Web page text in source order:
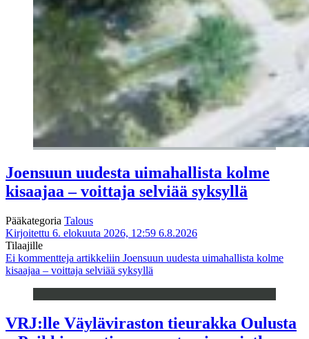
Joensuun uudesta uimahallista kolme
kisaajaa – voittaja selviää syksyllä
Pääkategoria Talous
Kirjoitettu 6. elokuuta 2026, 12:59 6.8.2026
Tilaajille
Ei kommentteja artikkeliin Joensuun uudesta uimahallista kolme
kisaajaa – voittaja selviää syksyllä
VRJ:lle Väyläviraston tieurakka Oulusta